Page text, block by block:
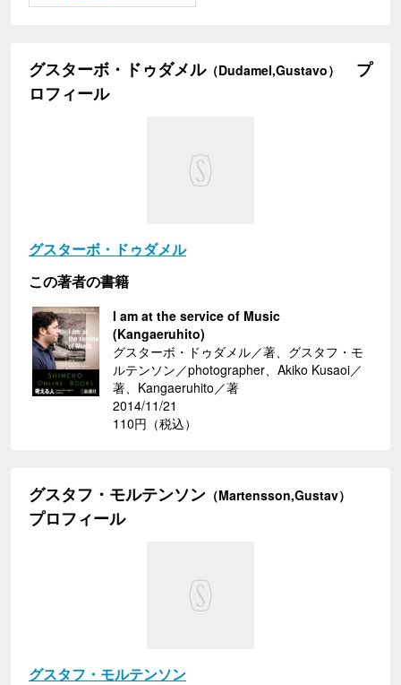
グスターボ・ドゥダメル（Dudamel,Gustavo）
プ
ロフィール
グスターボ・ドゥダメル
この著者の書籍
I am at the service of Music
(Kangaeruhito)
グスターボ・ドゥダメル／著、グスタフ・モ
ルテンソン／photographer、Akiko Kusaoi／
著、Kangaeruhito／著
2014/11/21
110円（税込）
グスタフ・モルテンソン （Martensson,Gustav）
プロフィール
グスタフ・モルテンソン